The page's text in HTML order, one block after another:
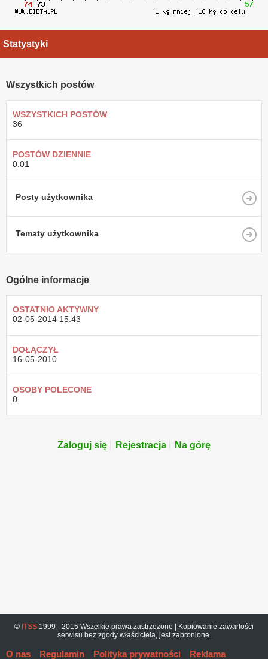
Statystyki
Wszystkich postów
WSZYSTKICH POSTÓW
36
POSTÓW DZIENNIE
0.01
Posty użytkownika
Tematy użytkownika
Ogólne informacje
OSTATNIO AKTYWNY
02-05-2014 15:43
DOŁĄCZYŁ
16-05-2010
OSOBY POLECONE
0
Zaloguj się Rejestracja Na górę
© ITSS 1999 - 2015 Wszelkie prawa zastrzeżone | Kopiowanie zawartości
serwisu bez zgody właściciela, jest zabronione.
O nas Regulamin Polityka prywatności Reklama